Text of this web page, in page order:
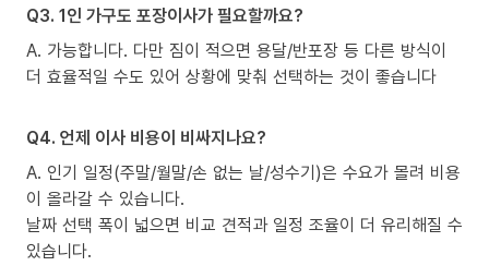
Q3. 1인 가구도 포장이사가 필요할까요?
A. 가능합니다. 다만 짐이 적으면 용달/반포장 등 다른 방식이
더 효율적일 수도 있어 상황에 맞춰 선택하는 것이 좋습니다
Q4. 언제 이사 비용이 비싸지나요?
A. 인기 일정(주말/월말/손 없는 날/성수기)은 수요가 몰려 비용
이 올라갈 수 있습니다.
날짜 선택 폭이 넓으면 비교 견적과 일정 조율이 더 유리해질 수
있습니다.